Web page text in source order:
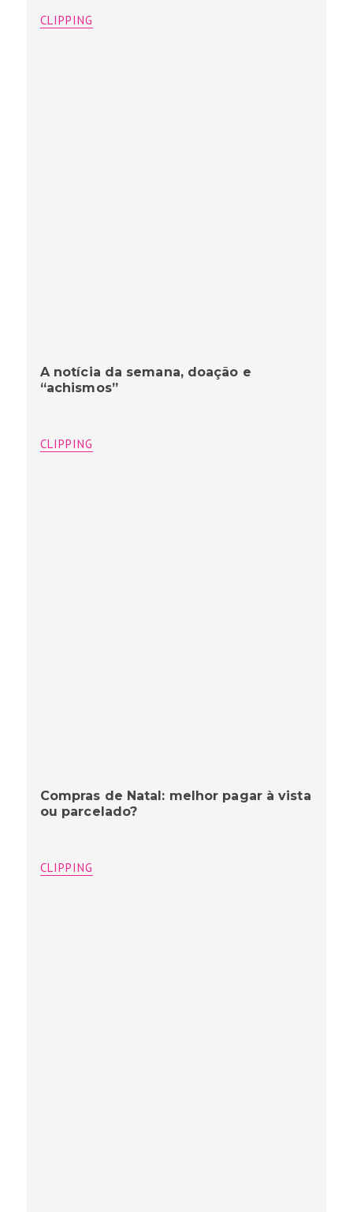
CLIPPING
A notícia da semana, doação e
“achismos”
CLIPPING
Compras de Natal: melhor pagar à vista
ou parcelado?
CLIPPING